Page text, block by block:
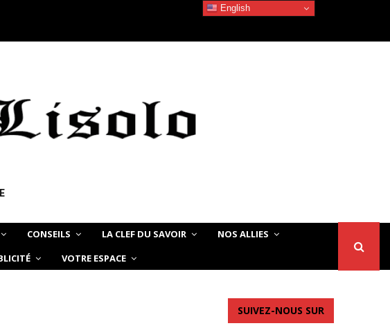
CONSEILS LA CLEF DU SAVOIR
NOS ALLIES
VOTRE ESPACE
SUIVEZ-NOUS SUR
English